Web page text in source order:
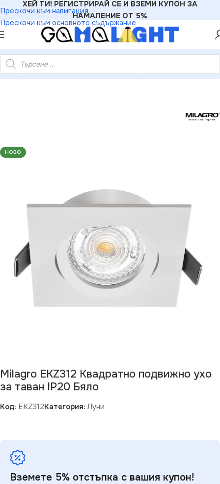
Прескочи към навигация
Прескочи към основното съдържание
ХЕЙ ТИ! РЕГИСТРИРАЙ СЕ И ВЗЕМИ КУПОН ЗА
НАМАЛЕНИЕ ОТ 5%
Milagro EKZ312 Квадратно подвижно ухо за таван IP20 Бяло
НОВО
Milagro EKZ312 Квадратно подвижно ухо
за таван IP20 Бяло
Код: EKZ312Категория: Луни
Вземете 5% отстъпка с вашия купон!